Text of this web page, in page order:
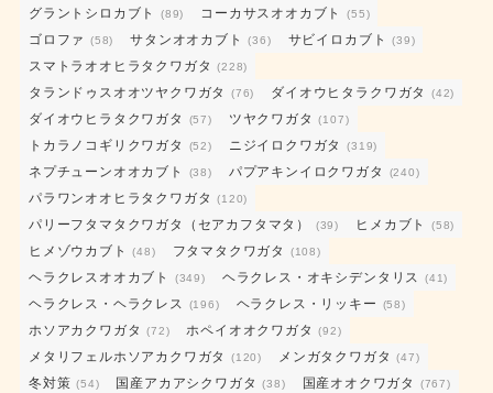
グラントシロカブト (89) コーカサスオオカブト (55)
ゴロファ (58) サタンオオカブト (36) サビイロカブト (39)
スマトラオオヒラタクワガタ (228)
タランドゥスオオツヤクワガタ (76) ダイオウヒタラクワガタ (42)
ダイオウヒラタクワガタ (57) ツヤクワガタ (107)
トカラノコギリクワガタ (52) ニジイロクワガタ (319)
ネプチューンオオカブト (38) パプアキンイロクワガタ (240)
パラワンオオヒラタクワガタ (120)
パリーフタマタクワガタ（セアカフタマタ） (39) ヒメカブト (58)
ヒメゾウカブト (48) フタマタクワガタ (108)
ヘラクレスオオカブト (349) ヘラクレス・オキシデンタリス (41)
ヘラクレス・ヘラクレス (196) ヘラクレス・リッキー (58)
ホソアカクワガタ (72) ホペイオオクワガタ (92)
メタリフェルホソアカクワガタ (120) メンガタクワガタ (47)
冬対策 (54) 国産アカアシクワガタ (38) 国産オオクワガタ (767)